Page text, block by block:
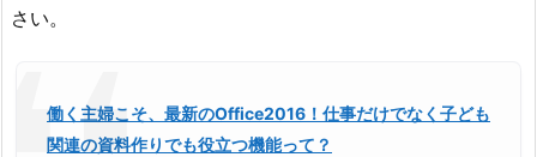
さい。
働く主婦こそ、最新のOffice2016！ 仕事だけでなく子ども
関連の資料作りでも役立つ機能って？